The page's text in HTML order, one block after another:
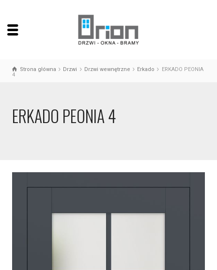
Strona główna Drzwi Drzwi wewnętrzne Erkado
ERKADO PEONIA
4
ERKADO PEONIA 4